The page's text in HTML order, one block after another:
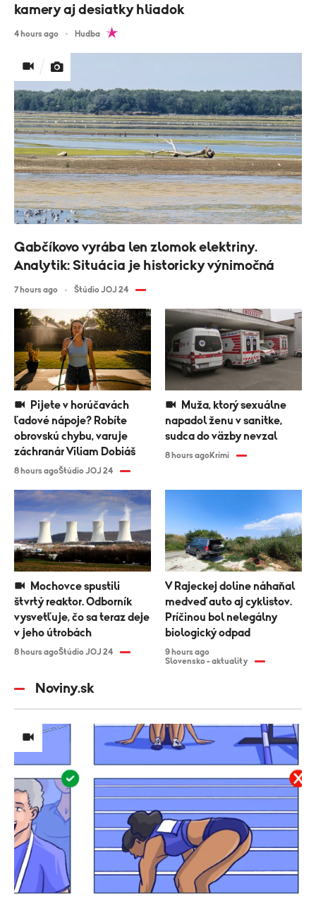
kamery aj desiatky hliadok
4 hours ago Hudba
Gabčíkovo vyrába len zlomok elektriny.
Analytik: Situácia je historicky výnimočná
7 hours ago Štúdio JOJ 24
ľadové nápoje? Robíte
obrovskú chybu, varuje
záchranár Viliam Dobiáš
8 hours agoŠtúdio JOJ 24
napadol ženu v sanitke,
sudca do väzby nevzal
8 hours agoKrimi
štvrtý reaktor. Odborník
vysvetľuje, čo sa teraz deje
v jeho útrobách
8 hours agoŠtúdio JOJ 24
V Rajeckej doline náhaňal
medveď auto aj cyklistov.
Príčinou bol nelegálny
biologický odpad
9 hours ago
Slovensko - aktuality
Noviny.sk